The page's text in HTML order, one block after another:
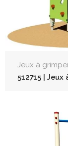
Jeux à
512715 |